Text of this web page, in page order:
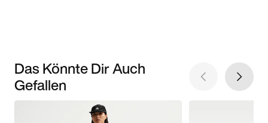
Das Könnte Dir Auch
Gefallen